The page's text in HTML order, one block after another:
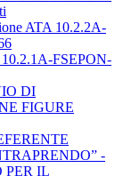
ATA 10.2.2A-
FSEPON-
DI
FIGURE
-
PER IL